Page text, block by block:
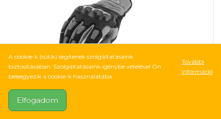
A cookie-k (sütik) segítenek szolgáltatásaink
biztosításában. Szolgáltatásaink igénybe vételével Ön
beleegyezik a cookie-k használatába.
További
információ
Elfogadom